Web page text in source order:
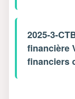
2025-3-
financière
financiers